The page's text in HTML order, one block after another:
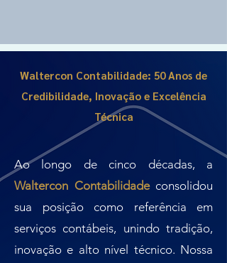
Waltercon Contabilidade: 50 Anos de
Credibilidade, Inovação e Excelência
Técnica
Ao longo de cinco décadas, a
Waltercon Contabilidadeconsolidou
sua posição como referência em
serviços contábeis, unindo tradição,
inovação e alto nível técnico. Nossa